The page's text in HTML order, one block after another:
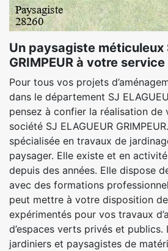
Un paysagiste méticuleux
GRIMPEUR à votre service
Pour tous vos projets
dans le département SJ
pensez à confier la réalisation de
société SJ ELAGUEUR
spécialisée en travaux de
paysager. Elle existe et en
depuis des années. Elle dispose
avec des formations
peut mettre à votre disposition
expérimentés pour vos travaux
d’espaces verts privés et
jardiniers et paysagistes de